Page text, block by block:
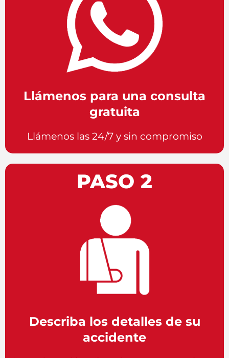
Llámenos para una consulta
gratuita
Llámenos las 24/7 y sin compromiso
PASO 2
Describa los detalles de su
accidente